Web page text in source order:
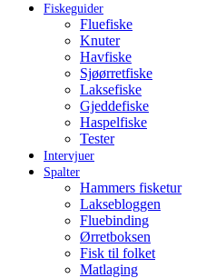
Fiskeguider
Fluefiske
Knuter
Havfiske
Sjøørretfiske
Laksefiske
Gjeddefiske
Haspelfiske
Tester
Intervjuer
Spalter
Hammers fisketur
Laksebloggen
Fluebinding
Ørretboksen
Fisk til folket
Matlaging